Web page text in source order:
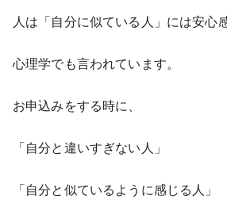
人は「自分に似ている人」には安心
心理学でも言われています。
お申込みをする時に、
「自分と違いすぎない人」
「自分と似ているように感じる人」